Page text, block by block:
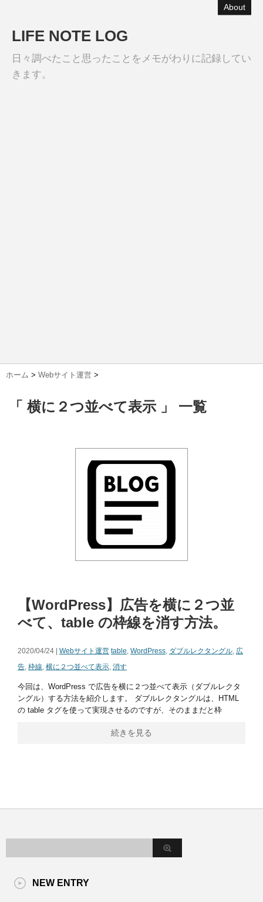
About
LIFE NOTE LOG
日々調べたこと思ったことをメモがわりに記録してい
きます。
ホーム > Webサイト運営 >
「 横に２つ並べて表示 」 一覧
【WordPress】広告を横に２つ並
べて、table の枠線を消す方法。
2020/04/24 | Webサイト運営 table, WordPress, ダブルレクタングル, 広
告, 枠線, 横に２つ並べて表示, 消す
今回は、WordPress で広告を横に２つ並べて表示（ダブルレクタ
ングル）する方法を紹介します。 ダブルレクタングルは、HTML
の table タグを使って実現させるのですが、そのままだと枠
続きを見る
NEW ENTRY